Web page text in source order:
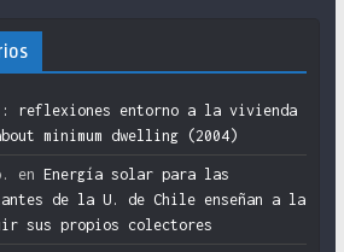
: reflexiones entorno a la vivienda
minimum dwelling (2004)
en Energía solar para las
de la U. de Chile enseñan a la
sus propios colectores